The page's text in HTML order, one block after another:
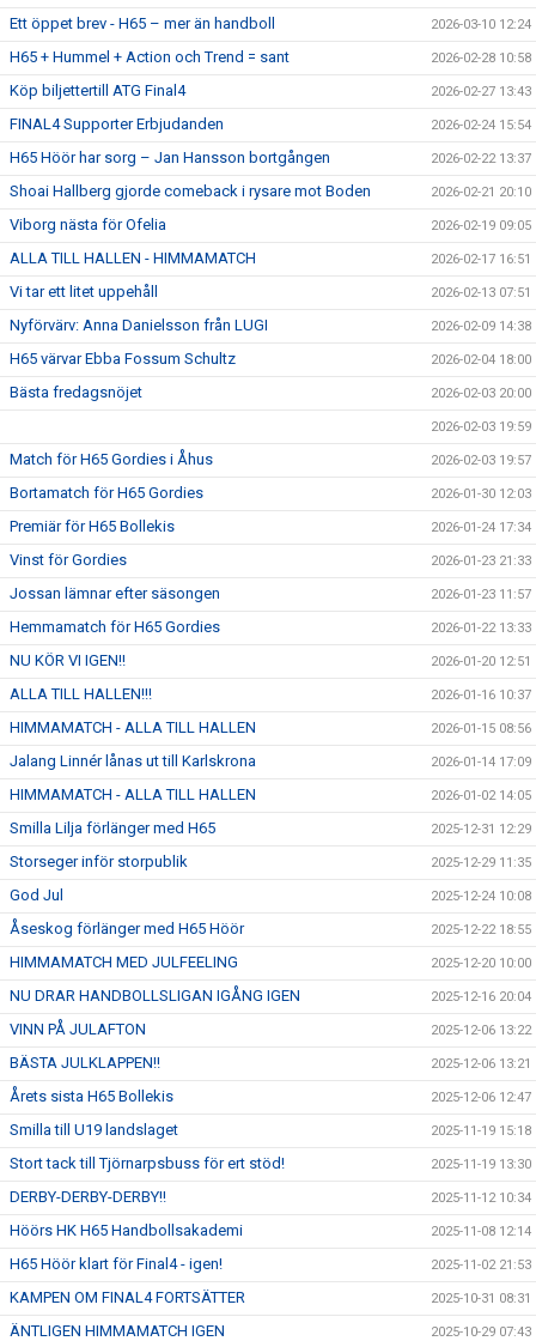
Ett öppet brev - H65 – mer än handboll 2026-03-10 12:24
H65 + Hummel + Action och Trend = sant 2026-02-28 10:58
Köp biljettertill ATG Final4 2026-02-27 13:43
FINAL4 Supporter Erbjudanden 2026-02-24 15:54
H65 Höör har sorg – Jan Hansson bortgången 2026-02-22 13:37
Shoai Hallberg gjorde comeback i rysare mot Boden 2026-02-21 20:10
Viborg nästa för Ofelia 2026-02-19 09:05
ALLA TILL HALLEN - HIMMAMATCH 2026-02-17 16:51
Vi tar ett litet uppehåll 2026-02-13 07:51
Nyförvärv: Anna Danielsson från LUGI 2026-02-09 14:38
H65 värvar Ebba Fossum Schultz 2026-02-04 18:00
Bästa fredagsnöjet 2026-02-03 20:00
2026-02-03 19:59
Match för H65 Gordies i Åhus 2026-02-03 19:57
Bortamatch för H65 Gordies 2026-01-30 12:03
Premiär för H65 Bollekis 2026-01-24 17:34
Vinst för Gordies 2026-01-23 21:33
Jossan lämnar efter säsongen 2026-01-23 11:57
Hemmamatch för H65 Gordies 2026-01-22 13:33
NU KÖR VI IGEN!! 2026-01-20 12:51
ALLA TILL HALLEN!!! 2026-01-16 10:37
HIMMAMATCH - ALLA TILL HALLEN 2026-01-15 08:56
Jalang Linnér lånas ut till Karlskrona 2026-01-14 17:09
HIMMAMATCH - ALLA TILL HALLEN 2026-01-02 14:05
Smilla Lilja förlänger med H65 2025-12-31 12:29
Storseger inför storpublik 2025-12-29 11:35
God Jul 2025-12-24 10:08
Åseskog förlänger med H65 Höör 2025-12-22 18:55
HIMMAMATCH MED JULFEELING 2025-12-20 10:00
NU DRAR HANDBOLLSLIGAN IGÅNG IGEN 2025-12-16 20:04
VINN PÅ JULAFTON 2025-12-06 13:22
BÄSTA JULKLAPPEN!! 2025-12-06 13:21
Årets sista H65 Bollekis 2025-12-06 12:47
Smilla till U19 landslaget 2025-11-19 15:18
Stort tack till Tjörnarpsbuss för ert stöd! 2025-11-19 13:30
DERBY-DERBY-DERBY!! 2025-11-12 10:34
Höörs HK H65 Handbollsakademi 2025-11-08 12:14
H65 Höör klart för Final4 - igen! 2025-11-02 21:53
KAMPEN OM FINAL4 FORTSÄTTER 2025-10-31 08:31
ÄNTLIGEN HIMMAMATCH IGEN 2025-10-29 07:43